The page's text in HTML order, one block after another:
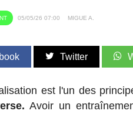
05/05/26 07:00 MIGUE A.
Twitter
est l'un des
Avoir un